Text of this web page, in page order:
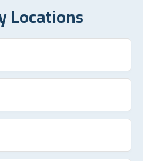
Locations